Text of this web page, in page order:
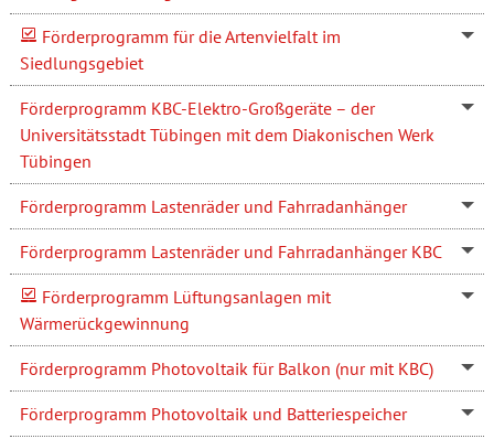
Förderprogramm für die Artenvielfalt im
Siedlungsgebiet
Förderprogramm KBC-Elektro-Großgeräte – der
Universitätsstadt Tübingen mit dem Diakonischen Werk
Tübingen
Förderprogramm Lastenräder und Fahrradanhänger
Förderprogramm Lastenräder und Fahrradanhänger KBC
Förderprogramm Lüftungsanlagen mit
Wärmerückgewinnung
Förderprogramm Photovoltaik für Balkon (nur mit KBC)
Förderprogramm Photovoltaik und Batteriespeicher